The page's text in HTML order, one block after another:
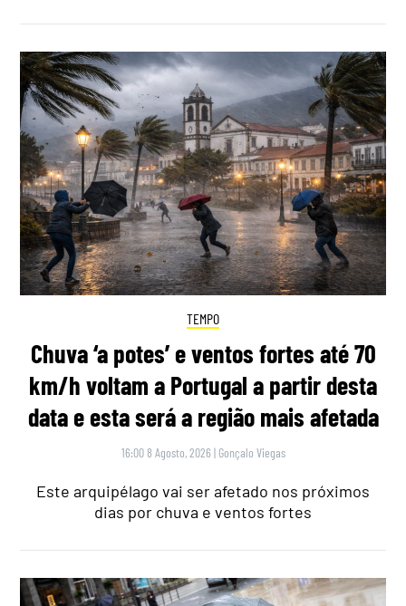
TEMPO
Chuva ‘a potes’ e ventos fortes até 70
km/h voltam a Portugal a partir desta
data e esta será a região mais afetada
16:00 8 Agosto, 2026 | Gonçalo Viegas
Este arquipélago vai ser afetado nos próximos
dias por chuva e ventos fortes